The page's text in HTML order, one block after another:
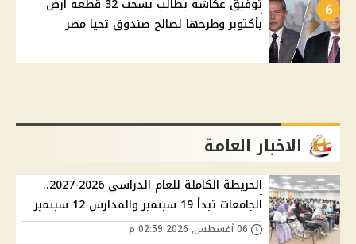
6
توفيق عكاشة يطالب بسحب 32 قطعة أرض
بأكتوبر وطرحها لصالح صندوق تحيا مصر
الاخبار العامة
الخريطة الكاملة للعام الدراسي 2026-2027..
الجامعات تبدأ 19 سبتمبر والمدارس 12 سبتمبر